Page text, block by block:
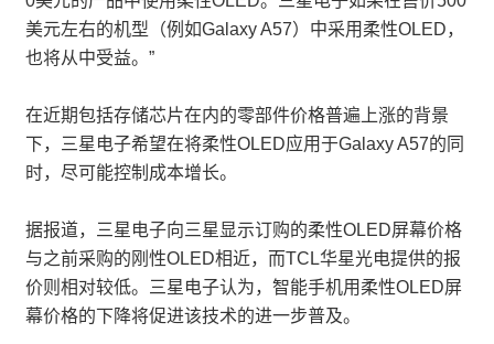
美元左右的机型（例如Galaxy A57）中采用柔性OLED，
也将从中受益。”
在近期包括存储芯片在内的零部件价格普遍上涨的背景
下，三星电子希望在将柔性OLED应用于Galaxy A57的同
时，尽可能控制成本增长。
据报道，三星电子向三星显示订购的柔性OLED屏幕价格
与之前采购的刚性OLED相近，而TCL华星光电提供的报
价则相对较低。三星电子认为，智能手机用柔性OLED屏
幕价格的下降将促进该技术的进一步普及。